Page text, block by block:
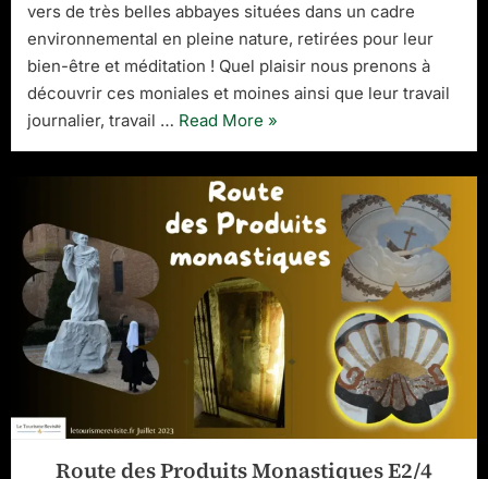
vers de très belles abbayes situées dans un cadre
environnemental en pleine nature, retirées pour leur
bien-être et méditation ! Quel plaisir nous prenons à
découvrir ces moniales et moines ainsi que leur travail
journalier, travail … Read More “Route
des
Produits
Monastiques
E3/4”
»
Route des Produits Monastiques E2/4